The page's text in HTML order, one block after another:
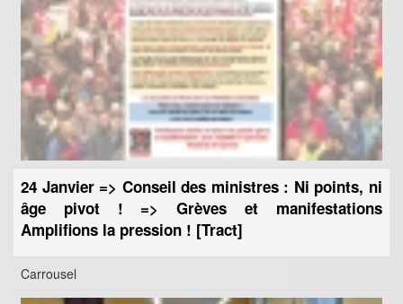
24 Janvier => Conseil des ministres : Ni points, ni
âge pivot ! => Grèves et manifestations
Amplifions la pression ! [Tract]
Carrousel